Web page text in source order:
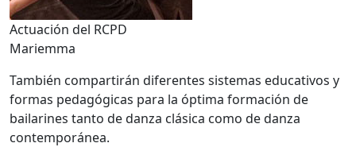
Actuación del RCPD
Mariemma
También compartirán diferentes sistemas educativos y
formas pedagógicas para la óptima formación de
bailarines tanto de danza clásica como de danza
contemporánea.